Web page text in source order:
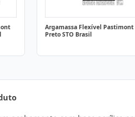
Argamassa Flexível Pastimont
Preto STO Brasil